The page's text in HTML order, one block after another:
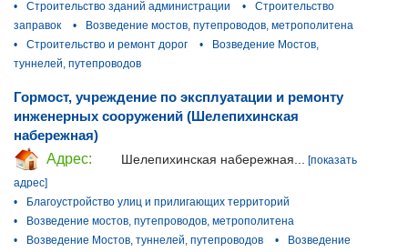
• Строительство зданий администрации •
Строительство
заправок
•
Возведение мостов, путепроводов, метрополитена
•
Строительство и ремонт дорог •
Возведение Мостов,
туннелей, путепроводов
Гормост, учреждение по эксплуатации и ремонту
инженерных сооружений (Шелепихинская
набережная)
Адрес:
Шелепихинская набережная...
[показать
адрес]
•
Благоустройство улиц и прилигающих территорий
•
Возведение мостов, путепроводов, метрополитена
•
Возведение Мостов, туннелей, путепроводов •
Возведение